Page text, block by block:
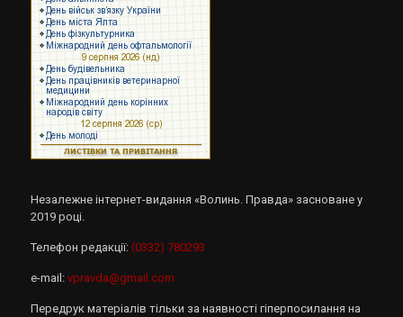
Незалежне інтернет-видання «Волинь. Правда» засноване у
2019 році.
Телефон редакції: (0332) 780293
e-mail: vpravda@gmail.com
Передрук матеріалів тільки за наявності гіперпосилання на